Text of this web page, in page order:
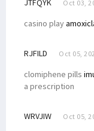
JTFQYK Oct 03,
casino play
RJFILD Oct 05,
clomiphene pills
a prescription
WRVJIW Oct 05,